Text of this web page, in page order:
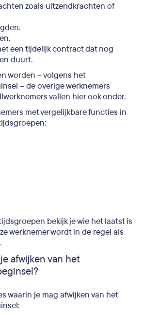
zoals uitzendkrachten of
een tijdelijk contract dat nog
duurt.
worden – volgens het
– de overige werknemers
vallen hier ook onder.
met vergelijkbare functies in
bekijk je wie het laatst is
werknemer wordt in de regel als
afwijken van het
waarin je mag afwijken van het